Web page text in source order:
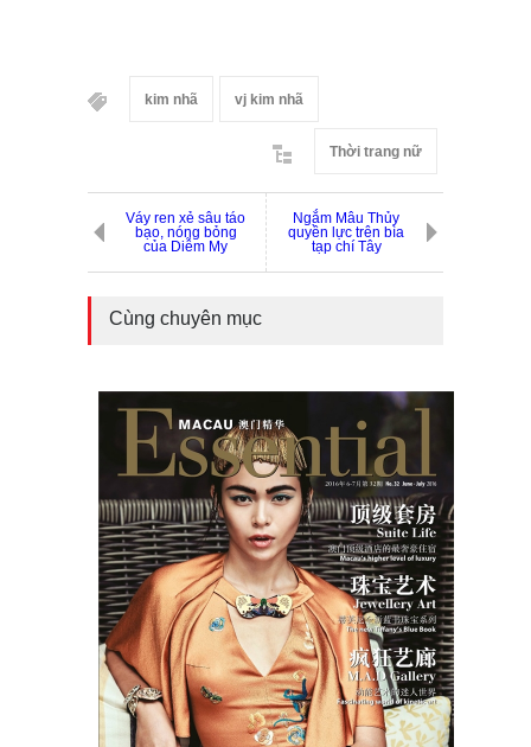
kim nhã vj kim nhã
Thời trang nữ
Váy ren xẻ sâu táo
bạo, nóng bỏng
của Diễm My
Ngắm Mâu Thủy
quyền lực trên bìa
tạp chí Tây
Cùng chuyên mục